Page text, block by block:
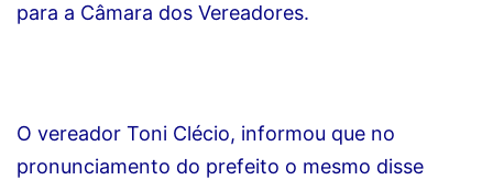
para a Câmara dos Vereadores.
O vereador Toni Clécio, informou que no
pronunciamento do prefeito o mesmo disse